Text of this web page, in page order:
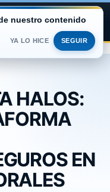
HALOS:
EN
nuestro contenido
YA LO HICE SEGUIR